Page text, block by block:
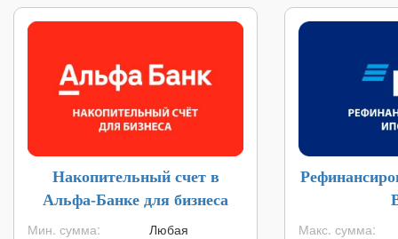
Накопительный счет в
Альфа-Банке для бизнеса
Мин. сумма:
Любая
Макс. сумма: